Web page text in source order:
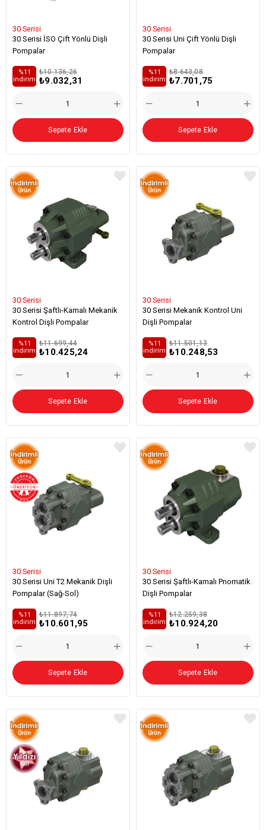
30 Serisi
30 Serisi İSO Çift Yönlü Dişli
Pompalar
₺9.032,31
₺10.136,26
%11
i̇ndirim
Sepete Ekle
30 Serisi
30 Serisi Uni Çift Yönlü Dişli
Pompalar
₺7.701,75
₺8.643,08
%11
i̇ndirim
Sepete Ekle
30 Serisi
30 Serisi Şaftlı-Kamalı Mekanik
Kontrol Dişli Pompalar
₺10.425,24
₺11.699,44
%11
i̇ndirim
Sepete Ekle
30 Serisi
30 Serisi Mekanik Kontrol Uni
Dişli Pompalar
₺10.248,53
₺11.501,13
%11
i̇ndirim
Sepete Ekle
30 Serisi
30 Serisi Uni T2 Mekanik Dişli
Pompalar (Sağ-Sol)
₺10.601,95
₺11.897,74
%11
i̇ndirim
Sepete Ekle
30 Serisi
30 Serisi Şaftlı-Kamalı Pnomatik
Dişli Pompalar
₺10.924,20
₺12.259,38
%11
i̇ndirim
Sepete Ekle